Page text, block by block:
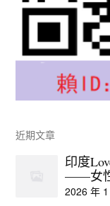
近期文章
印度
——女
2026 年